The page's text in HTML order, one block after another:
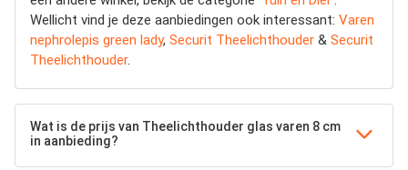
Wellicht vind je deze aanbiedingen ook interessant: Varen
nephrolepis green lady, Securit Theelichthouder & Securit
Theelichthouder.
Wat is de prijs van Theelichthouder glas varen 8 cm
in aanbieding?